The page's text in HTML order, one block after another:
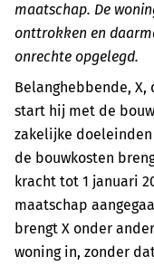
maatschap. De
onttrokken en
onrechte opgelegd.
Belanghebbende, X,
start hij met de
zakelijke
de bouwkosten
kracht tot 1 januari
maatschap
brengt X onder
woning in, zonder